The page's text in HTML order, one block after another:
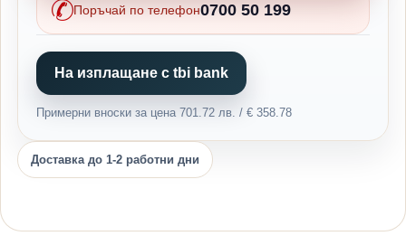
Поръчай по телефон0700 50 199
На изплащане с tbi bank
Примерни вноски за цена 701.72 лв. / € 358.78
Доставка до 1-2 работни дни